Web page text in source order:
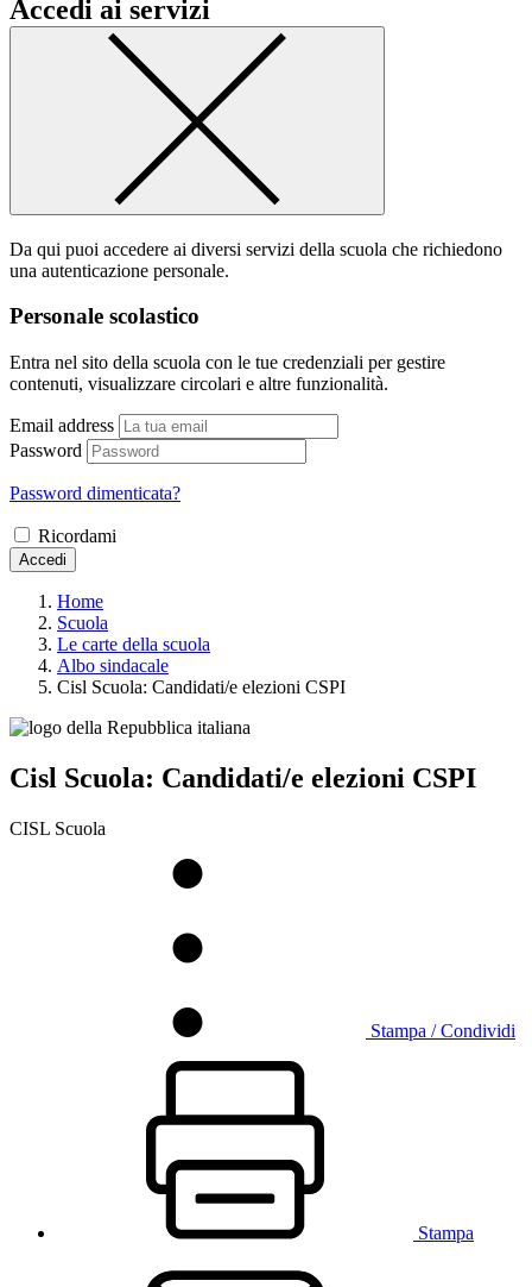
Accedi ai servizi
Da qui puoi accedere ai diversi servizi della scuola che richiedono
una autenticazione personale.
Personale scolastico
Entra nel sito della scuola con le tue credenziali per gestire
contenuti, visualizzare circolari e altre funzionalità.
Email address
Password
Password dimenticata?
Ricordami
Accedi
Home
Scuola
Le carte della scuola
Albo sindacale
Cisl Scuola: Candidati/e elezioni CSPI
Cisl Scuola: Candidati/e elezioni CSPI
CISL Scuola
Stampa / Condividi
Stampa